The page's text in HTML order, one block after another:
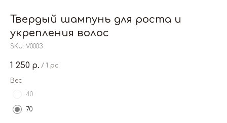
Твердый шампунь для роста и
укрепления волос
SKU: V0003
1 250 р. / 1 pc
Вес
40
70